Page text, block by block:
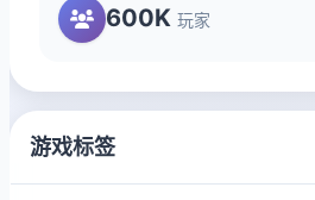
600K 玩家
游戏标签